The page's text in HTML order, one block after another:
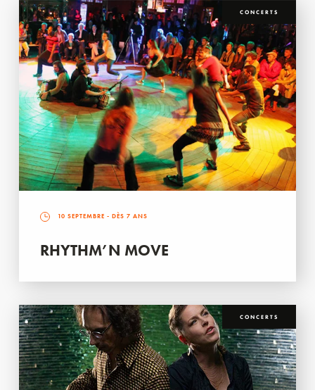
CONCERTS
10 SEPTEMBRE - DÈS 7 ANS
RHYTHM’N MOVE
CONCERTS